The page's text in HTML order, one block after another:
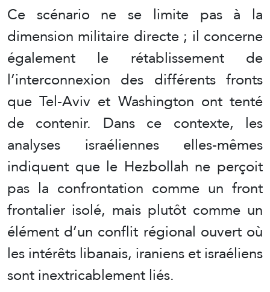
Ce scénario ne se limite pas à la
dimension militaire directe ; il concerne
également le rétablissement de
l’interconnexion des différents fronts
que Tel-Aviv et Washington ont tenté
de contenir. Dans ce contexte, les
analyses israéliennes elles-mêmes
indiquent que le Hezbollah ne perçoit
pas la confrontation comme un front
frontalier isolé, mais plutôt comme un
élément d’un conflit régional ouvert où
les intérêts libanais, iraniens et israéliens
sont inextricablement liés.